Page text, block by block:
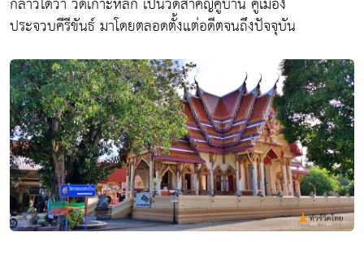
ประจวบคีรีขันธ์ มาโดยตลอดตั้งแต่อดีตจนถึงปัจจุบัน